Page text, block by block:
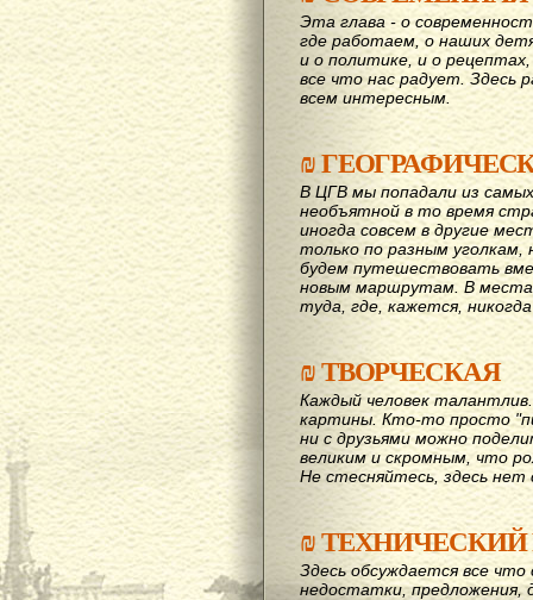
Эта глава - о
где работаем, о наших
и о политике, и о
все что нас радует. Здесь
всем интересным.
₪
В ЦГВ мы попадали из
необъятной в то время
иногда совсем в другие
только по разным
будем путешествовать
новым маршрутам. В
туда, где, кажется,
₪ТВОРЧЕСКАЯ
Каждый человек
картины. Кто-то просто
ни с друзьями можно
великим и скромным, что
Не стесняйтесь, здесь нет
₪ТЕХНИЧЕСКИЙ
Здесь обсуждается все
недостатки, предложения,